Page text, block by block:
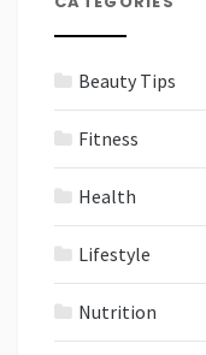
Beauty Tips
Fitness
Health
Lifestyle
Nutrition